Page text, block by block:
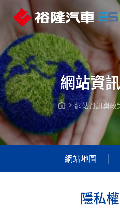
網站資
網站資訊與政
網站地圖
隱私權